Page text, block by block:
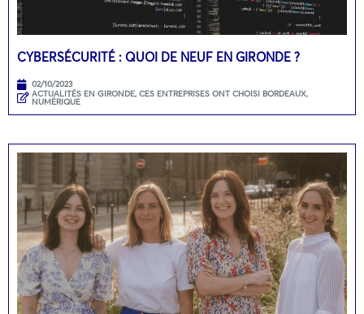
CYBERSÉCURITÉ : QUOI DE NEUF EN GIRONDE ?
02/10/2023
ACTUALITÉS EN GIRONDE, CES ENTREPRISES ONT CHOISI BORDEAUX,
NUMÉRIQUE